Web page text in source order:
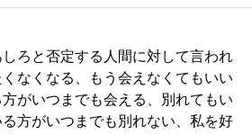
ろと否定する人間に対して言われ
なくなる、もう会えなくてもいい
がいつまでも会える、別れてもい
方がいつまでも別れない、私を好